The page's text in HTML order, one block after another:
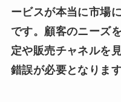
ービスが本当に市場
です。顧客のニーズ
定や販売チャネルを
錯誤が必要となります